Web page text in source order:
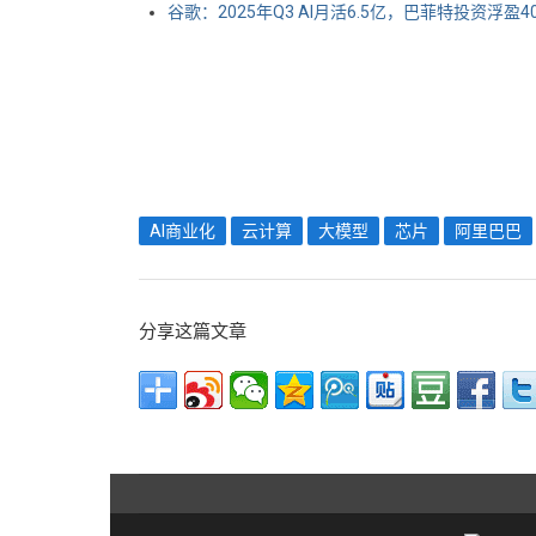
谷歌：2025年Q3 AI月活6.5亿，巴菲特投资浮盈
AI商业化 云计算 大模型 芯片 阿里巴巴
分享这篇文章